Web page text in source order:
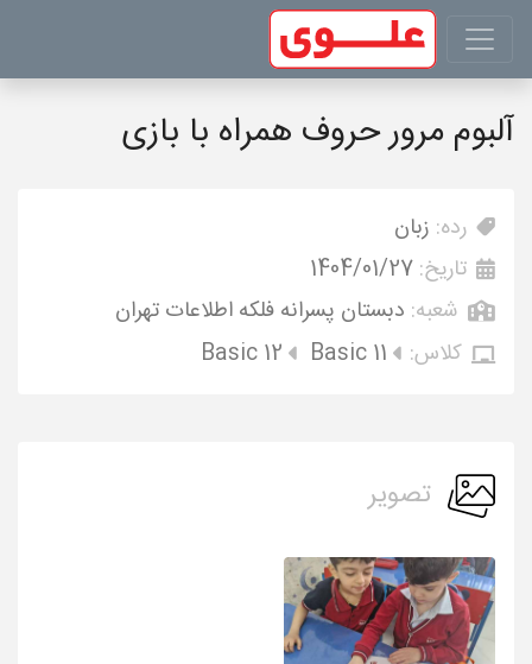
آلبوم مرور حروف همراه با بازی
رده: زبان
تاریخ: 1404/01/27
شعبه: دبستان پسرانه فلکه اطلاعات تهران
کلاس:
Basic 11
Basic 12
تصویر